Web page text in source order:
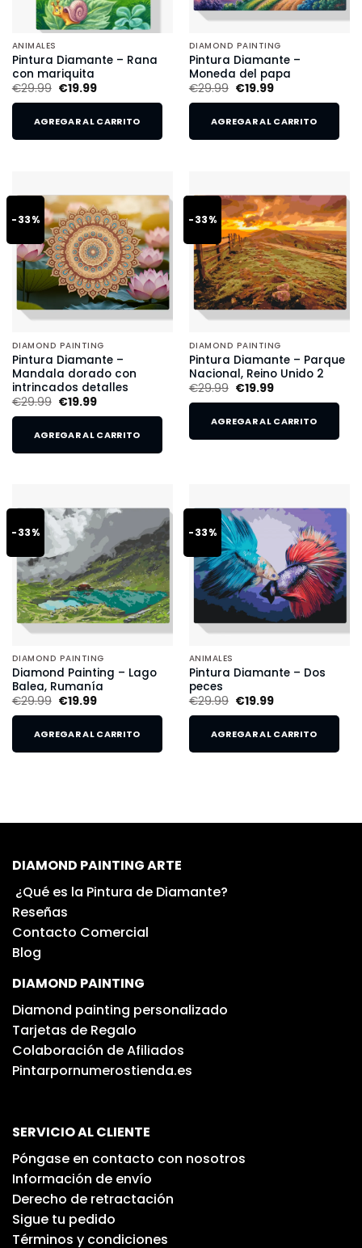
ANIMALES
Pintura Diamante – Rana
con mariquita
€29.99 €19.99
AGREGAR AL CARRITO
DIAMOND PAINTING
Pintura Diamante –
Moneda del papa
€29.99 €19.99
AGREGAR AL CARRITO
-33%
DIAMOND PAINTING
Pintura Diamante –
Mandala dorado con
intrincados detalles
€29.99 €19.99
AGREGAR AL CARRITO
-33%
DIAMOND PAINTING
Pintura Diamante – Parque
Nacional, Reino Unido 2
€29.99 €19.99
AGREGAR AL CARRITO
-33%
DIAMOND PAINTING
Diamond Painting – Lago
Balea, Rumanía
€29.99 €19.99
AGREGAR AL CARRITO
-33%
ANIMALES
Pintura Diamante – Dos
peces
€29.99 €19.99
AGREGAR AL CARRITO
DIAMOND PAINTING ARTE
¿Qué es la Pintura de Diamante?
Reseñas
Contacto Comercial
Blog
DIAMOND PAINTING
Diamond painting personalizado
Tarjetas de Regalo
Colaboración de Afiliados
Pintarpornumerostienda.es
SERVICIO AL CLIENTE
Póngase en contacto con nosotros
Información de envío
Derecho de retractación
Sigue tu pedido
Términos y condiciones